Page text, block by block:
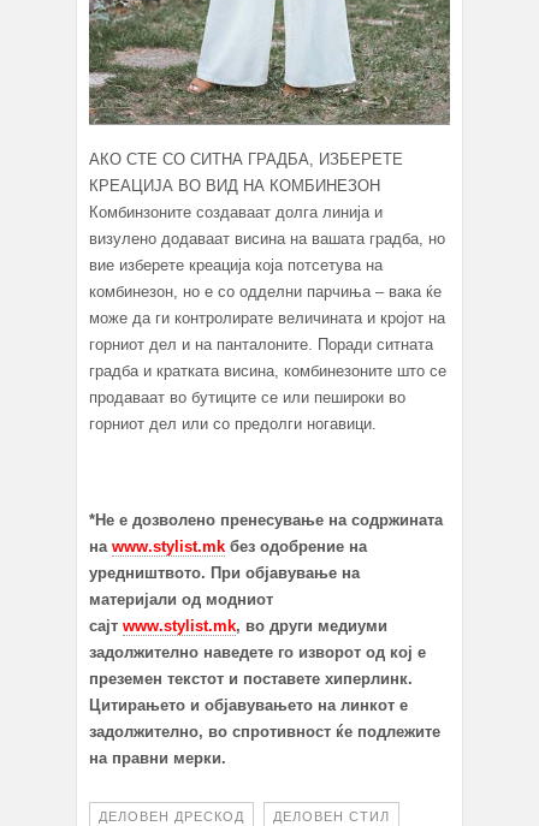
АКО СТЕ СО СИТНА ГРАДБА, ИЗБЕРЕТЕ
КРЕАЦИЈА ВО ВИД НА КОМБИНЕЗОН
Комбинзоните создаваат долга линија и
визулено додаваат висина на вашата градба, но
вие изберете креација која потсетува на
комбинезон, но е со одделни парчиња – вака ќе
може да ги контролирате величината и кројот на
горниот дел и на панталоните. Поради ситната
градба и кратката висина, комбинезоните што се
продаваат во бутиците се или пешироки во
горниот дел или со предолги ногавици.
*Не е дозволено пренесување на содржината
на www.stylist.mk без одобрение на
уредништвото. При објавување на
материјали од модниот
сајт www.stylist.mk, во други медиуми
задолжително наведете го изворот од кој е
преземен текстот и поставете хиперлинк.
Цитирањето и објавувањето на линкот е
задолжително, во спротивност ќе подлежите
на правни мерки.
ДЕЛОВЕН ДРЕСКОД ДЕЛОВЕН СТИЛ